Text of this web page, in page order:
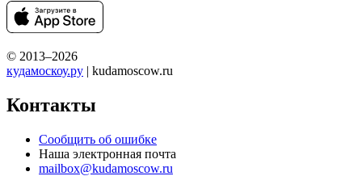
© 2013–2026
кудамоскоу.ру | kudamoscow.ru
Контакты
Сообщить об ошибке
Наша электронная почта
mailbox@kudamoscow.ru